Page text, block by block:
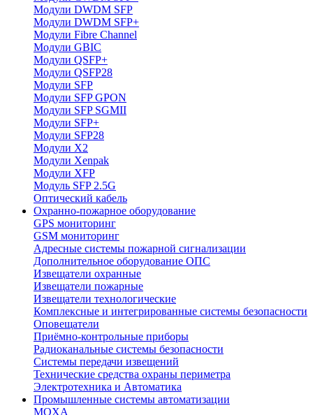
Модули DWDM SFP
Модули DWDM SFP+
Модули Fibre Channel
Модули GBIC
Модули QSFP+
Модули QSFP28
Модули SFP
Модули SFP GPON
Модули SFP SGMII
Модули SFP+
Модули SFP28
Модули X2
Модули Xenpak
Модули XFP
Модуль SFP 2.5G
Оптический кабель
Охранно-пожарное оборудование
GPS мониторинг
GSM мониторинг
Адресные системы пожарной сигнализации
Дополнительное оборудование ОПС
Извещатели охранные
Извещатели пожарные
Извещатели технологические
Комплексные и интегрированные системы безопасноcти
Оповещатели
Приёмно-контрольные приборы
Радиоканальные системы безопасности
Системы передачи извещений
Технические средства охраны периметра
Электротехника и Автоматика
Промышленные системы автоматизации
MOXA